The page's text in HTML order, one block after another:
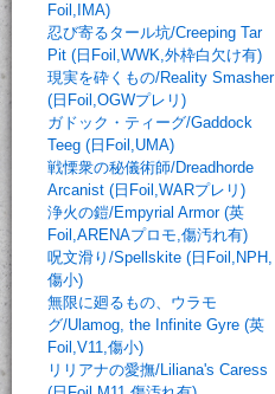
Foil,IMA)
忍び寄るタール坑/Creeping Tar
Pit (日Foil,WWK,外枠白欠け有)
現実を砕くもの/Reality Smasher
(日Foil,OGWプレリ)
ガドック・ティーグ/Gaddock
Teeg (日Foil,UMA)
戦慄衆の秘儀術師/Dreadhorde
Arcanist (日Foil,WARプレリ)
浄火の鎧/Empyrial Armor (英
Foil,ARENAプロモ,傷汚れ有)
呪文滑り/Spellskite (日Foil,NPH,
傷小)
無限に廻るもの、ウラモ
グ/Ulamog, the Infinite Gyre (英
Foil,V11,傷小)
リリアナの愛撫/Liliana's Caress